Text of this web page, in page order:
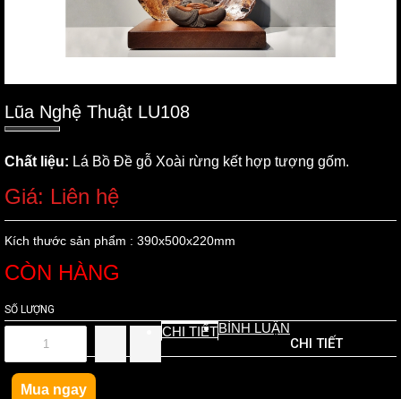
Lũa Nghệ Thuật LU108
Chất liệu: Lá Bồ Đề gỗ Xoài rừng kết hợp tượng gốm.
Giá: Liên hệ
Kích thước sản phẩm : 390x500x220mm
CÒN HÀNG
SỐ LƯỢNG
Mua ngay
CHI TIẾTBÌNH LUẬN
CHI TIẾT